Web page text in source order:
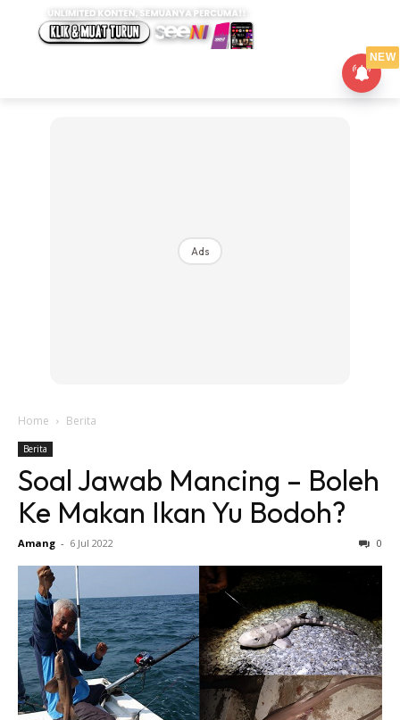
Ads
Home Berita
Berita
Soal Jawab Mancing – Boleh
Ke Makan Ikan Yu Bodoh?
Amang - 6 Jul 2022 0
NEW